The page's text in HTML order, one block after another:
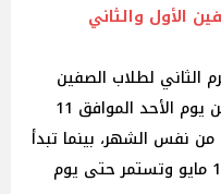
الأول والثاني
الثاني لطلاب الصفين
الأول والثاني الابتدائي المبدئية من يوم الأحد الموافق 11
مايو وتستمر حتى يوم الخميس 15 من نفس الشهر، بينما تبدأ
الامتحانات النهائية من يوم الأحد 18 مايو وتستمر حتى يوم